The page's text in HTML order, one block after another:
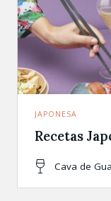
JAPONESA
Recetas
Cava de